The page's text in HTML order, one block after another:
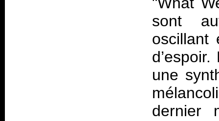
sont
oscillant
une
dernier